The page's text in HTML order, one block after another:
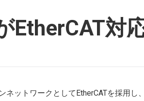
EtherCAT対
ットワークとしてEtherCATを採用し